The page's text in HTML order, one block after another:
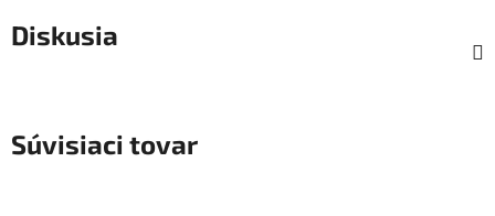
Diskusia
Súvisiaci tovar